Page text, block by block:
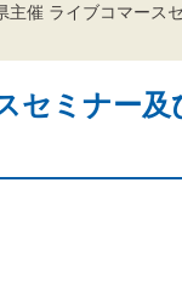
主催 ライブコマース
セミナー